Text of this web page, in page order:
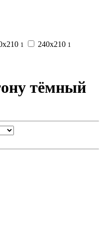
1 240x210 1
тёмный